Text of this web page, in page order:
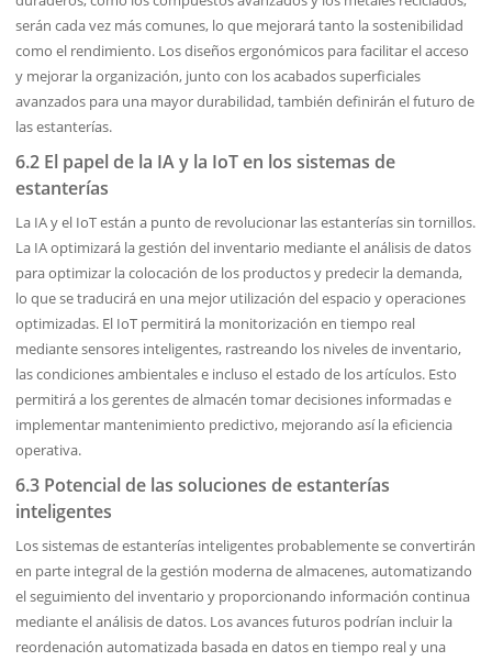
serán cada vez más comunes, lo que mejorará tanto la sostenibilidad
como el rendimiento. Los diseños ergonómicos para facilitar el acceso
y mejorar la organización, junto con los acabados superficiales
avanzados para una mayor durabilidad, también definirán el futuro de
las estanterías.
6.2 El papel de la IA y la IoT en los sistemas de
estanterías
La IA y el IoT están a punto de revolucionar las estanterías sin tornillos.
La IA optimizará la gestión del inventario mediante el análisis de datos
para optimizar la colocación de los productos y predecir la demanda,
lo que se traducirá en una mejor utilización del espacio y operaciones
optimizadas. El IoT permitirá la monitorización en tiempo real
mediante sensores inteligentes, rastreando los niveles de inventario,
las condiciones ambientales e incluso el estado de los artículos. Esto
permitirá a los gerentes de almacén tomar decisiones informadas e
implementar mantenimiento predictivo, mejorando así la eficiencia
operativa.
6.3 Potencial de las soluciones de estanterías
inteligentes
Los sistemas de estanterías inteligentes probablemente se convertirán
en parte integral de la gestión moderna de almacenes, automatizando
el seguimiento del inventario y proporcionando información continua
mediante el análisis de datos. Los avances futuros podrían incluir la
reordenación automatizada basada en datos en tiempo real y una